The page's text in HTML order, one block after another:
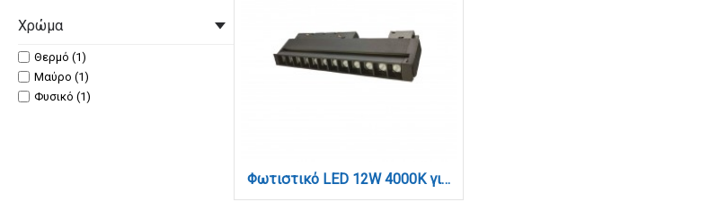
Χρώμα
Θερμό (1)
Μαύρο (1)
Φυσικό (1)
Φωτιστικό LED 12W 4000K για μαγνητική ράγα σε μαύρη απόχρωση D:22cmX10,5cm (T01602-BL)